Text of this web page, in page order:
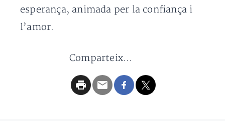
esperança, animada per la confiança i
l’amor.
Comparteix...